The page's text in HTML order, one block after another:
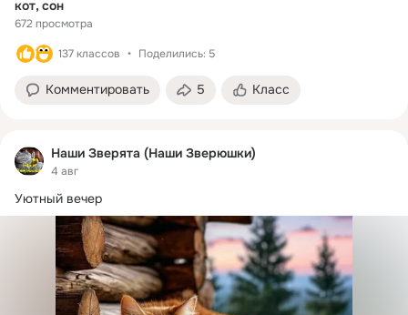
кот, сон
672 просмотра
137 классов Поделились: 5
Комментировать 5 Класс
Наши Зверята (Наши Зверюшки)
4 авг
Уютный вечер